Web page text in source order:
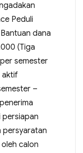
Peduli
dana
(Tiga
semester
aktif
–
persiapan
persyaratan
calon